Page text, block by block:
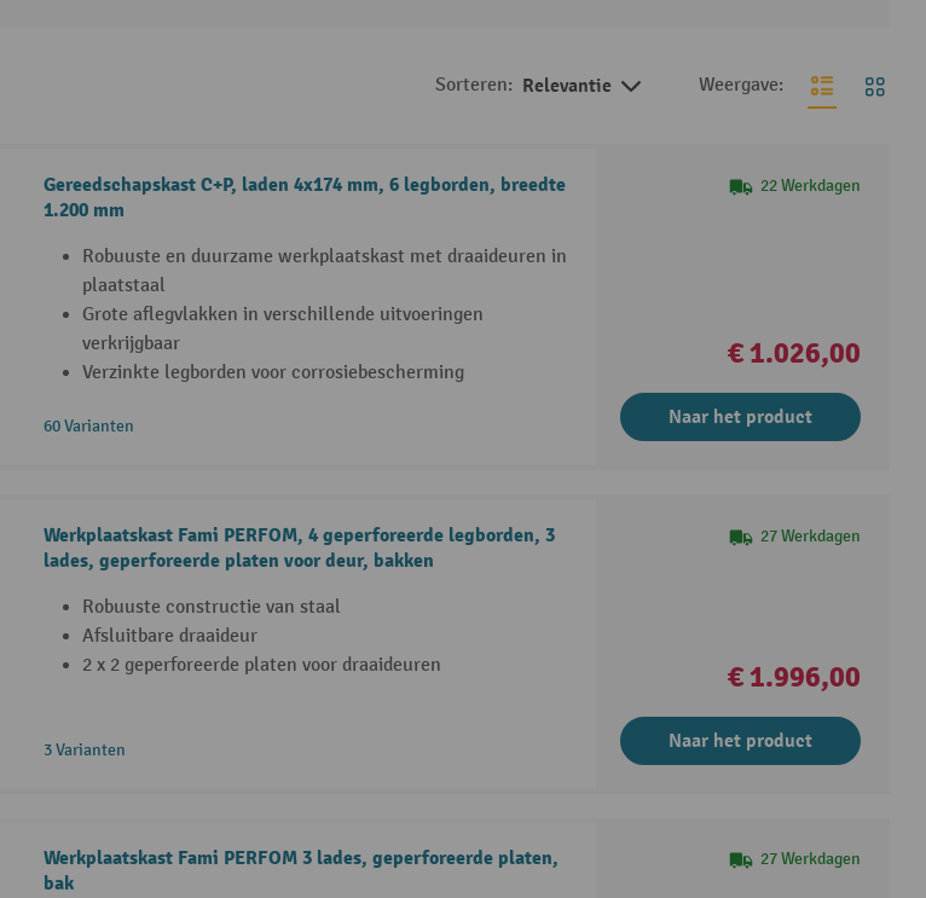
Sorteren: Relevantie Weergave:
Gereedschapskast C+P, laden 4x174 mm, 6 legborden, breedte
1.200 mm
Robuuste en duurzame werkplaatskast met draaideuren in
plaatstaal
Grote aflegvlakken in verschillende uitvoeringen
verkrijgbaar
Verzinkte legborden voor corrosiebescherming
60 Varianten
22 Werkdagen
€ 1.026,00
Naar het product
Werkplaatskast Fami PERFOM, 4 geperforeerde legborden, 3
lades, geperforeerde platen voor deur, bakken
Robuuste constructie van staal
Afsluitbare draaideur
2 x 2 geperforeerde platen voor draaideuren
3 Varianten
27 Werkdagen
€ 1.996,00
Naar het product
Werkplaatskast Fami PERFOM 3 lades, geperforeerde platen,
bak
27 Werkdagen